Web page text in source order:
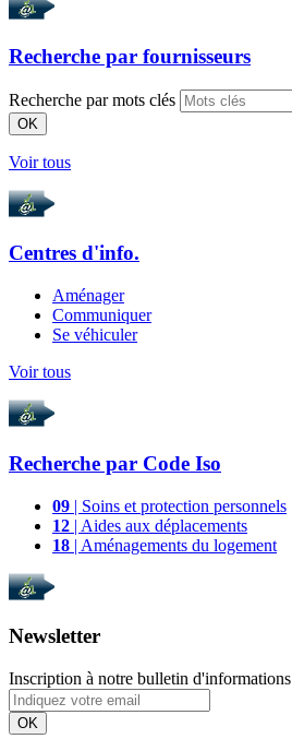
Recherche par fournisseurs
Recherche par mots clés
OK
Voir tous
Centres d'info.
Aménager
Communiquer
Se véhiculer
Voir tous
Recherche par Code Iso
09 | Soins et protection personnels
12 | Aides aux déplacements
18 | Aménagements du logement
Newsletter
Inscription à notre bulletin d'informations
OK